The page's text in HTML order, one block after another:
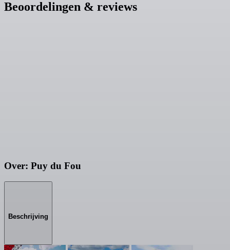
Beoordelingen & reviews
Over: Puy du Fou
Beschrijving